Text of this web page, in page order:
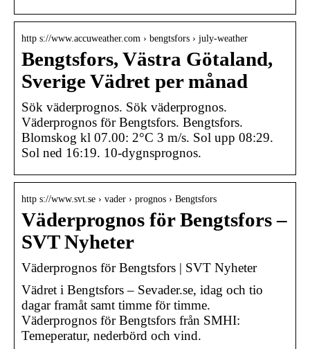
http s://www.accuweather.com › bengtsfors › july-weather
Bengtsfors, Västra Götaland,
Sverige Vädret per månad
Sök väderprognos. Sök väderprognos.
Väderprognos för Bengtsfors. Bengtsfors.
Blomskog kl 07.00: 2°C 3 m/s. Sol upp 08:29.
Sol ned 16:19. 10-dygnsprognos.
http s://www.svt.se › vader › prognos › Bengtsfors
Väderprognos för Bengtsfors –
SVT Nyheter
Väderprognos för Bengtsfors | SVT Nyheter
Vädret i Bengtsfors – Sevader.se, idag och tio
dagar framåt samt timme för timme.
Väderprognos för Bengtsfors från SMHI:
Temeperatur, nederbörd och vind.